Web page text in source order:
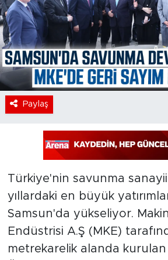
Paylaş
Türkiye'nin savunma
yıllardaki en büyük
Samsun'da yükseliyor.
Endüstrisi A.Ş (MKE)
metrekarelik alanda kurulan